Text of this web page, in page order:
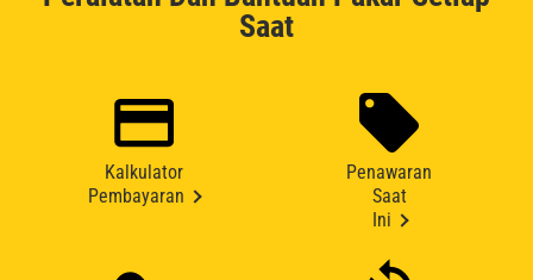
Saat
Kalkulator
Pembayaran
Penawaran
Saat
Ini